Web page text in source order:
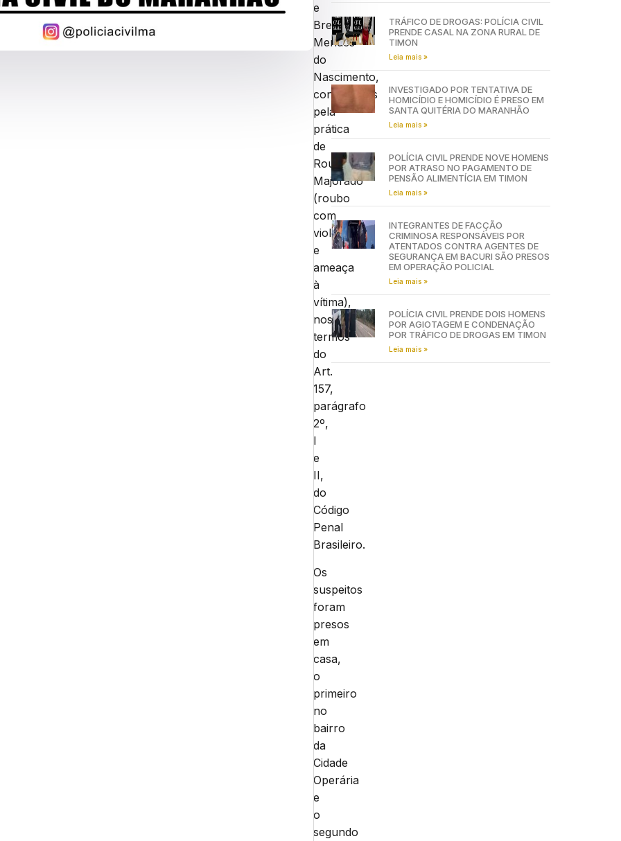
e
Brendo
Mendes
do
Nascimento,
condenados
pela
prática
de
Roubo
Majorado
(roubo
com
violência
e
ameaça
à
vítima),
nos
termos
do
Art.
157,
parágrafo
2º,
I
e
II,
do
Código
Penal
Brasileiro.
Os
suspeitos
foram
presos
em
casa,
o
primeiro
no
bairro
da
Cidade
Operária
e
o
segundo
TRÁFICO DE DROGAS: POLÍCIA CIVIL
PRENDE CASAL NA ZONA RURAL DE
TIMON
Leia mais »
INVESTIGADO POR TENTATIVA DE
HOMICÍDIO E HOMICÍDIO É PRESO EM
SANTA QUITÉRIA DO MARANHÃO
Leia mais »
POLÍCIA CIVIL PRENDE NOVE HOMENS
POR ATRASO NO PAGAMENTO DE
PENSÃO ALIMENTÍCIA EM TIMON
Leia mais »
INTEGRANTES DE FACÇÃO
CRIMINOSA RESPONSÁVEIS POR
ATENTADOS CONTRA AGENTES DE
SEGURANÇA EM BACURI SÃO PRESOS
EM OPERAÇÃO POLICIAL
Leia mais »
POLÍCIA CIVIL PRENDE DOIS HOMENS
POR AGIOTAGEM E CONDENAÇÃO
POR TRÁFICO DE DROGAS EM TIMON
Leia mais »